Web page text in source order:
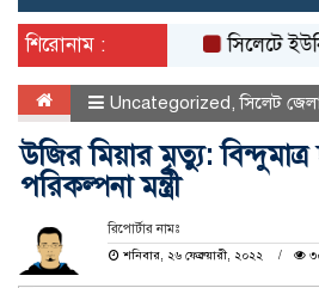
শিরোনাম :
সিলেটে ইউনিক
Uncategorized,সিলেট
উজির মিয়ার মৃত্যু:
পরিকল্পনা মন্ত্রী
রিপোর্টার নামঃ
শনিবার, ২৬ ফেব্রুয়ারী, ২০২২